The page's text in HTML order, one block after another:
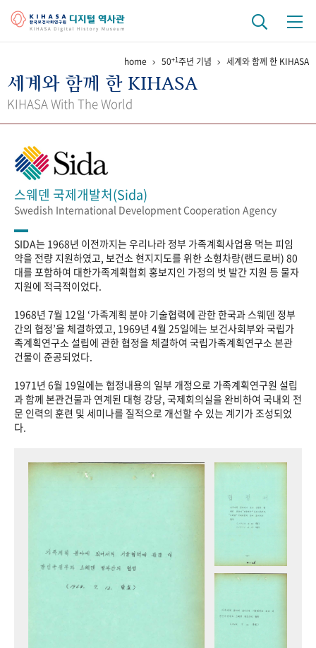
걸어온 길 기관 변천사 역대 기관장
정책과 연구 키워드로 보는 연구 역사
간행물 변천사
기록물 아카이브
사진 아카이브 문서 기록물 행정박물 영상 기록물
성과 50선 숫자로 보는 50년 50+1주년 광장
세계와 함께 한 KIHASA
VR 역사관
home 50+1주년 기념 세계와 함께 한 KIHASA
세계와 함께 한 KIHASA
KIHASA With The World
스웨덴 국제개발처(Sida)
Swedish International Development Cooperation Agency
SIDA는 1968년 이전까지는 우리나라 정부 가족계획사업용 먹는 피임
약을 전량 지원하였고, 보건소 현지지도를 위한 소형차량(랜드로버) 80
대를 포함하여 대한가족계획협회 홍보지인 가정의 벗 발간 지원 등 물자
지원에 적극적이었다.
1968년 7월 12일 ‘가족계획 분야 기술협력에 관한 한국과 스웨덴 정부
간의 협정’을 체결하였고, 1969년 4월 25일에는 보건사회부와 국립가
족계획연구소 설립에 관한 협정을 체결하여 국립가족계획연구소 본관
건물이 준공되었다.
1971년 6월 19일에는 협정내용의 일부 개정으로 가족계획연구원 설립
과 함께 본관건물과 연계된 대형 강당, 국제회의실을 완비하여 국내외 전
문 인력의 훈련 및 세미나를 질적으로 개선할 수 있는 계기가 조성되었
다.